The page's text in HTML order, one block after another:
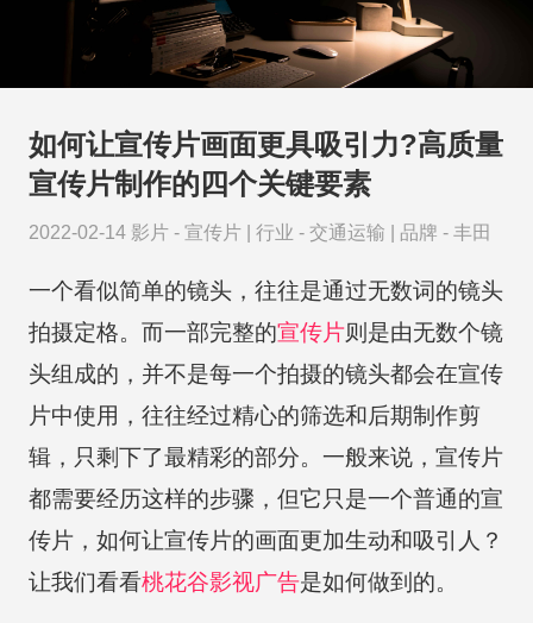
如何让宣传片画面更具吸引力?高质量
宣传片制作的四个关键要素
2022-02-14 影片 - 宣传片 行业 - 交通运输 品牌 - 丰田
一个看似简单的镜头，往往是通过无数词的镜头
拍摄定格。而一部完整的宣传片则是由无数个镜
头组成的，并不是每一个拍摄的镜头都会在宣传
片中使用，往往经过精心的筛选和后期制作剪
辑，只剩下了最精彩的部分。一般来说，宣传片
都需要经历这样的步骤，但它只是一个普通的宣
传片，如何让宣传片的画面更加生动和吸引人？
让我们看看桃花谷影视广告是如何做到的。